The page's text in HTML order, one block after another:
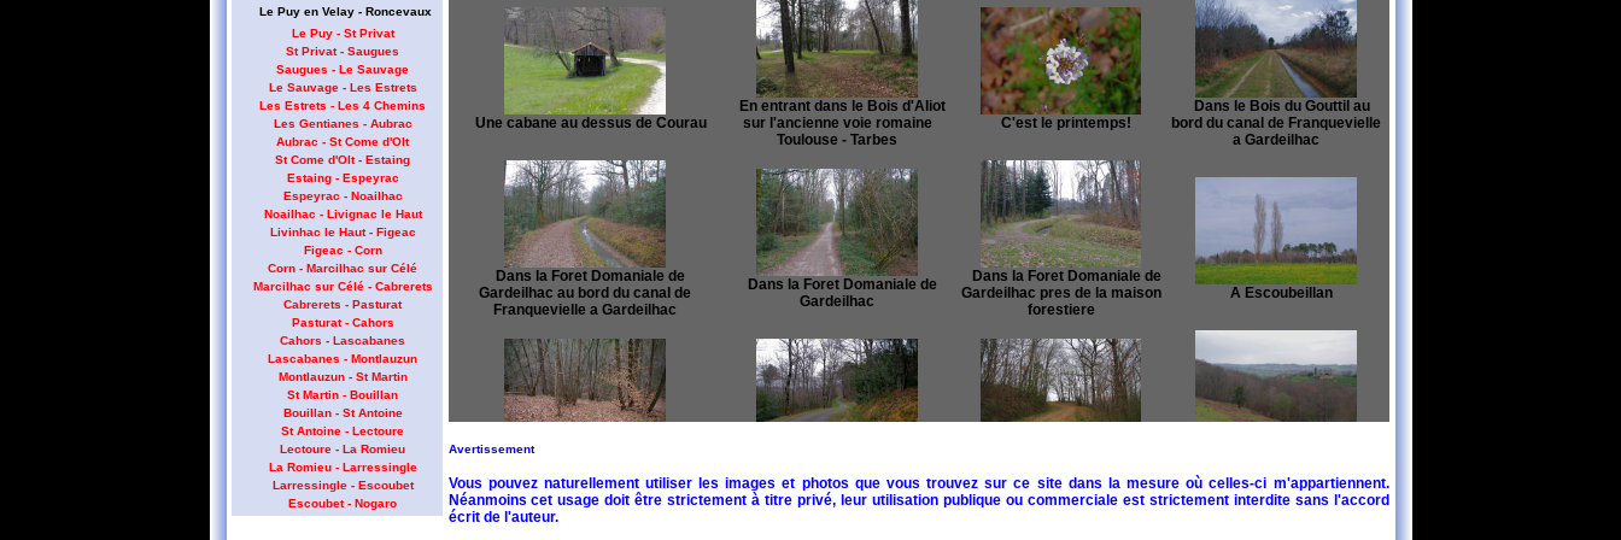
Le Puy en Velay - Roncevaux
Le Puy - St Privat
St Privat - Saugues
Saugues - Le Sauvage
Le Sauvage - Les Estrets
Les Estrets - Les 4 Chemins
Les Gentianes - Aubrac
Aubrac - St Come d'Olt
St Come d'Olt - Estaing
Estaing - Espeyrac
Espeyrac - Noailhac
Noailhac - Livignac le Haut
Livinhac le Haut - Figeac
Figeac - Corn
Corn - Marcilhac sur Célé
Marcilhac sur Célé - Cabrerets
Cabrerets - Pasturat
Pasturat - Cahors
Cahors - Lascabanes
Lascabanes - Montlauzun
Montlauzun - St Martin
St Martin - Bouillan
Bouillan - St Antoine
St Antoine - Lectoure
Lectoure - La Romieu
La Romieu - Larressingle
Larressingle - Escoubet
Escoubet - Nogaro
Une cabane au dessus de Courau
En entrant dans le Bois d'Aliot
sur l'ancienne voie romaine
Toulouse - Tarbes
C'est le printemps!
Dans le Bois du Gouttil au
bord du canal de Franquevielle
a Gardeilhac
Dans la Foret Domaniale de
Gardeilhac au bord du canal de
Franquevielle a Gardeilhac
Dans la Foret Domaniale de
Gardeilhac
Dans la Foret Domaniale de
Gardeilhac pres de la maison
forestiere
A Escoubeillan
Dans le Bois d'Artigue
Avertissement
Vous pouvez naturellement utiliser les images et photos que vous trouvez sur ce site dans la mesure où celles-ci m'appartiennent.
Néanmoins cet usage doit être strictement à titre privé, leur utilisation publique ou commerciale est strictement interdite sans l'accord
écrit de l'auteur.